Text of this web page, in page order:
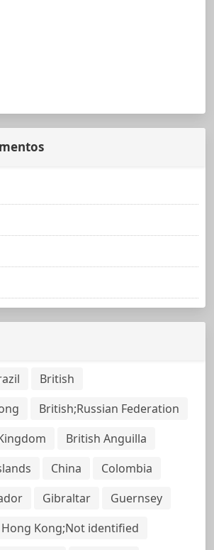
British
British;Russian Federation
British Anguilla
China
Colombia
Gibraltar
Guernsey
Hong Kong;Not identified